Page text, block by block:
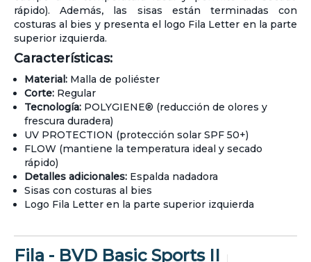
rápido). Además, las sisas están terminadas con
costuras al bies y presenta el logo Fila Letter en la parte
superior izquierda.
Características:
Material: Malla de poliéster
Corte: Regular
Tecnología: POLYGIENE® (reducción de olores y
frescura duradera)
UV PROTECTION (protección solar SPF 50+)
FLOW (mantiene la temperatura ideal y secado
rápido)
Detalles adicionales: Espalda nadadora
Sisas con costuras al bies
Logo Fila Letter en la parte superior izquierda
Fila - BVD Basic Sports II